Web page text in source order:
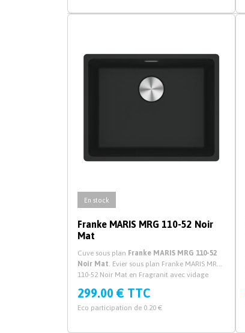
En stock
Franke MARIS MRG 110-52 Noir
Mat
Cuve sous plan Franke MARIS MRG 110-52
Noir Mat. Evier sous plan Franke MARIS MRG
110-52 Noir Mat en Fragranit avec vidage
299.00 € TTC
Eco participation de 0.20 €